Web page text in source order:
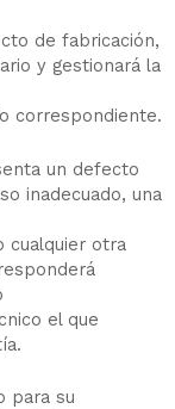
de fabricación,
y gestionará la
correspondiente.
un defecto
inadecuado, una
cualquier otra
el que
para su